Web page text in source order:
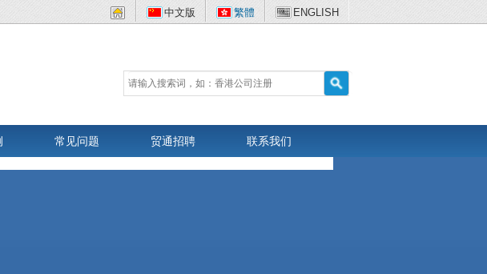
中文版 繁體 ENGLISH
常见问题 贸通招聘 联系我们